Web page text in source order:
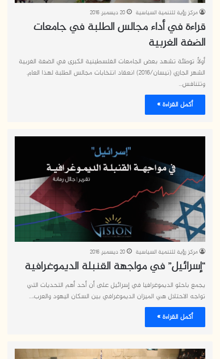
مركز رؤية للتنمية السياسية 20 ديسمبر، 2016
قراءة في أداء مجالس الطلبة في جامعات
الضفة الغربية
أولاً: توطئة تشهد بعض الجامعات الفلسطينية الكبرى في الضفة الغربية
الشهر الجاري (نيسان/2016) انعقاد انتخابات مجالس الطلبة لهذا العام.
وتتنافس…
أكمل القراءة »
مركز رؤية للتنمية السياسية 20 ديسمبر، 2016
“إسرائيل” في مواجهة القنبلة الديموغرافية
يجمع باحثو الديموغرافيا في إسرائيل على أن أحد أهم التحديات التي
تواجه الاحتلال هي الميزان الديموغرافي بين السكان اليهود والعرب،…
أكمل القراءة »